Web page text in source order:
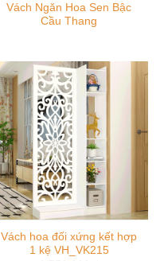
Vách Ngăn Hoa Sen Bậc
Cầu Thang
Vách hoa đối xứng kết hợp
1 kệ VH_VK215